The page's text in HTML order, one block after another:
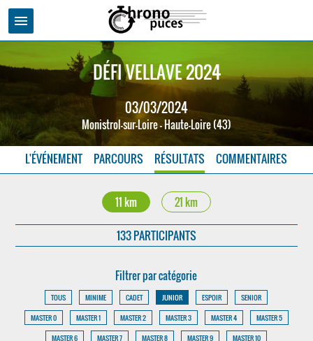
menu
DÉFI VELLAVE 2024
03/03/2024
Monistrol-sur-Loire - Haute-Loire (43)
L'ÉVÉNEMENT PARCOURS RÉSULTATS COMMENTAIRES
11 km 21 km
133 PARTICIPANTS
Filtrer par catégorie
TOUS MINIME CADET JUNIOR ESPOIR
SENIOR
MASTER 0
MASTER 1 MASTER 2 MASTER 3 MASTER 4
MASTER 5
MASTER 6
MASTER 7 MASTER 8 MASTER 9 MASTER 10